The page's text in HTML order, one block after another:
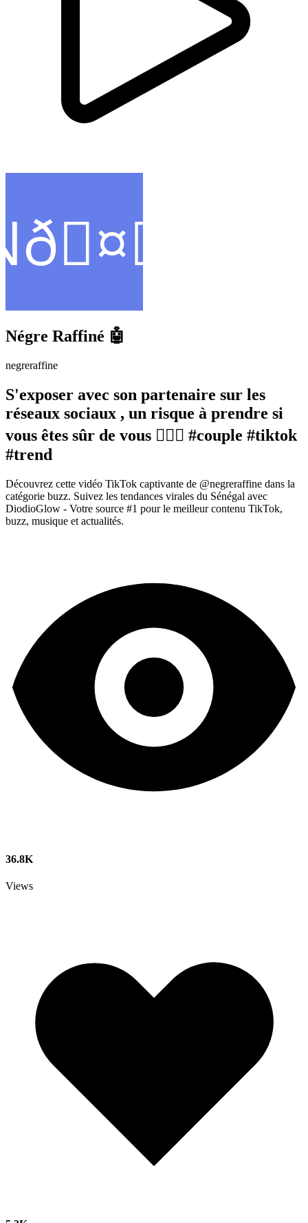
Négre Raffiné 🤖
negreraffine
S'exposer avec son partenaire sur les
réseaux sociaux , un risque à prendre si
vous êtes sûr de vous 🤷🏾‍♂️ #couple #tiktok
#trend
Découvrez cette vidéo TikTok captivante de @negreraffine dans la
catégorie buzz. Suivez les tendances virales du Sénégal avec
DiodioGlow - Votre source #1 pour le meilleur contenu TikTok,
buzz, musique et actualités.
36.8K
Views